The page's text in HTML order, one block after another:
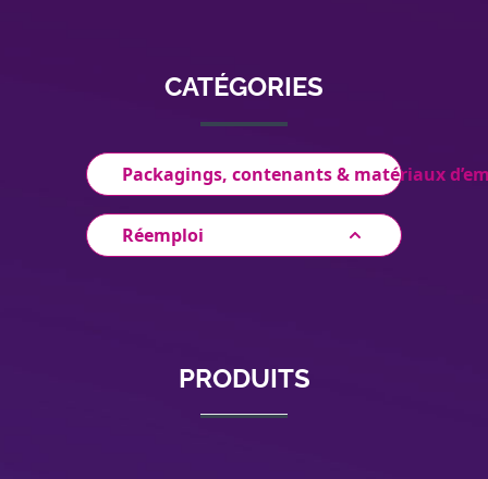
CATÉGORIES
Packagings, contenants & matériaux
Réemploi
PRODUITS